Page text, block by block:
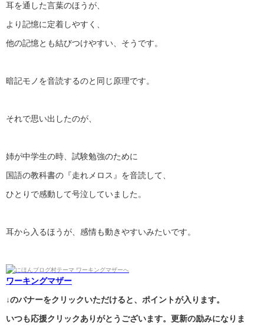
耳を通した言葉のほうが、
より記憶に定着しやすく、
他の記憶とも結びつけやすい、そうです。
暗記モノを音読するのと同じ原理です。
それで思い出したのが、
姉が中学生の時、試験勉強のために
国語の教科書の『走れメロス』を音読して、
ひとりで感動して号泣していました。
耳から入るほうが、感情も動きやすいみたいです。
ワーキングマザー
↓のバナーをクリックいただけると、ポイントが入ります。
いつも応援クリックありがとうございます。更新の励みになりま